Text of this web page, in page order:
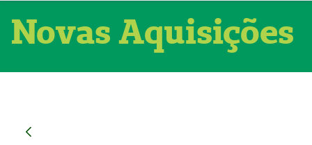
Novas Aquisições